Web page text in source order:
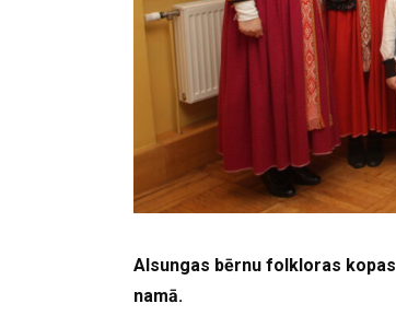
Alsungas bērnu folkloras kopas
namā.